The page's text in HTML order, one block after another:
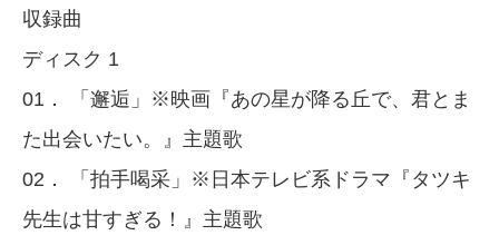
収録曲
ディスク 1
01． 「邂逅」※映画『あの星が降る丘で、君とま
た出会いたい。』主題歌
02． 「拍手喝采」※日本テレビ系ドラマ『タツキ
先生は甘すぎる！』主題歌